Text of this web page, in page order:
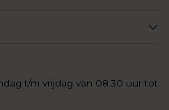
t/m vrijdag van 08.30 uur tot